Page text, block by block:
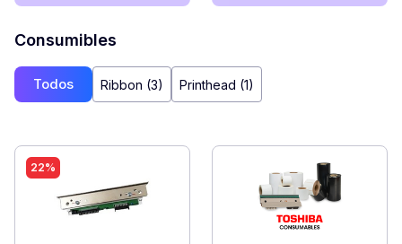
Consumibles
Todos Ribbon (3) Printhead (1)
22%